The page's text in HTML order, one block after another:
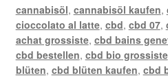
cannabisöl, cannabisöl kaufen,
cioccolato al latte, cbd, cbd 07,
achat grossiste, cbd bains
cbd bestellen, cbd bio grossiste
blüten, cbd blüten kaufen, cbd